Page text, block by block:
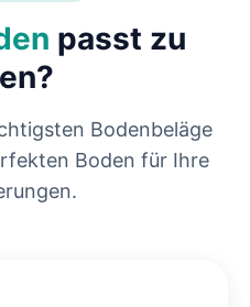
passt zu
Bodenbeläge
Boden für Ihre